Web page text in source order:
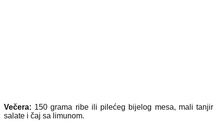
Večera: 150 grama ribe ili pilećeg bijelog mesa, mali tanjir
salate i čaj sa limunom.